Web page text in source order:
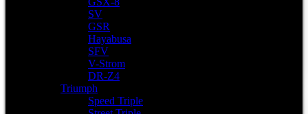
SV
GSR
Hayabusa
SFV
V-Strom
DR-Z4
Triumph
Speed Triple